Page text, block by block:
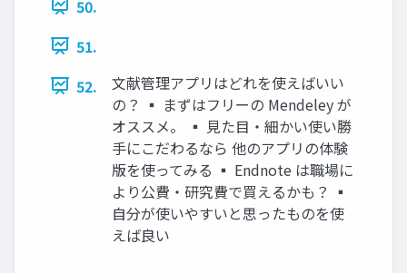
50.
51.
52.
文献管理アプリはどれを使えばいい
の？ ▪ まずはフリーの Mendeley が
オススメ。 ▪ 見た目・細かい使い勝
手にこだわるなら 他のアプリの体験
版を使ってみる ▪ Endnote は職場に
より公費・研究費で買えるかも？ ▪
自分が使いやすいと思ったものを使
えば良い